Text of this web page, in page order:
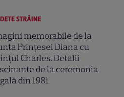
STRĂINE
memorabile de la
Prințesei Diana cu
Charles. Detalii
de la ceremonia
din 1981